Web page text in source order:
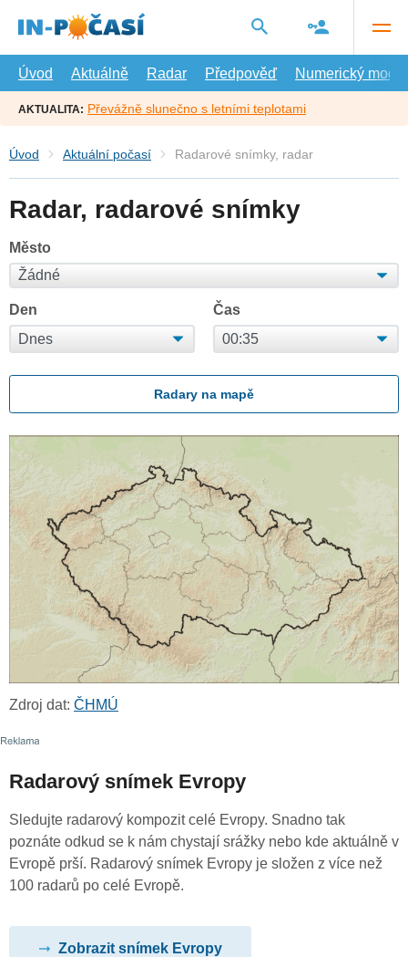
hlavní
Úvod
Aktuálně Radar Předpověď Numerický model
AKTUALITA: Převážně slunečno s letními teplotami
Úvod Aktuální počasí Radarové snímky, radar
Radar, radarové snímky
Město
Den Čas
Radary na mapě
Zdroj dat: ČHMÚ
Radarový snímek Evropy
Sledujte radarový kompozit celé Evropy. Snadno tak
poznáte odkud se k nám chystají srážky nebo kde aktuálně v
Evropě prší. Radarový snímek Evropy je složen z více než
100 radarů po celé Evropě.
Zobrazit snímek Evropy